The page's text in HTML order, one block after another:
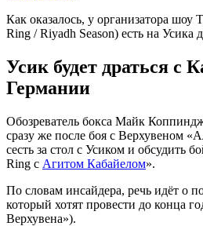
Как оказалось, у организатора
Ring / Riyadh Season) есть на Усика
Усик будет драться с
Германии
Обозреватель бокса Майк
сразу же после боя с Верхувеном
сесть за стол с Усиком и обсудить
Ring с Агитом Кабайелом».
По словам инсайдера, речь идёт о
который хотят провести до конца
Верхувена»).